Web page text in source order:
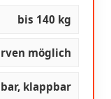
bis 140 kg
möglich
klappbar